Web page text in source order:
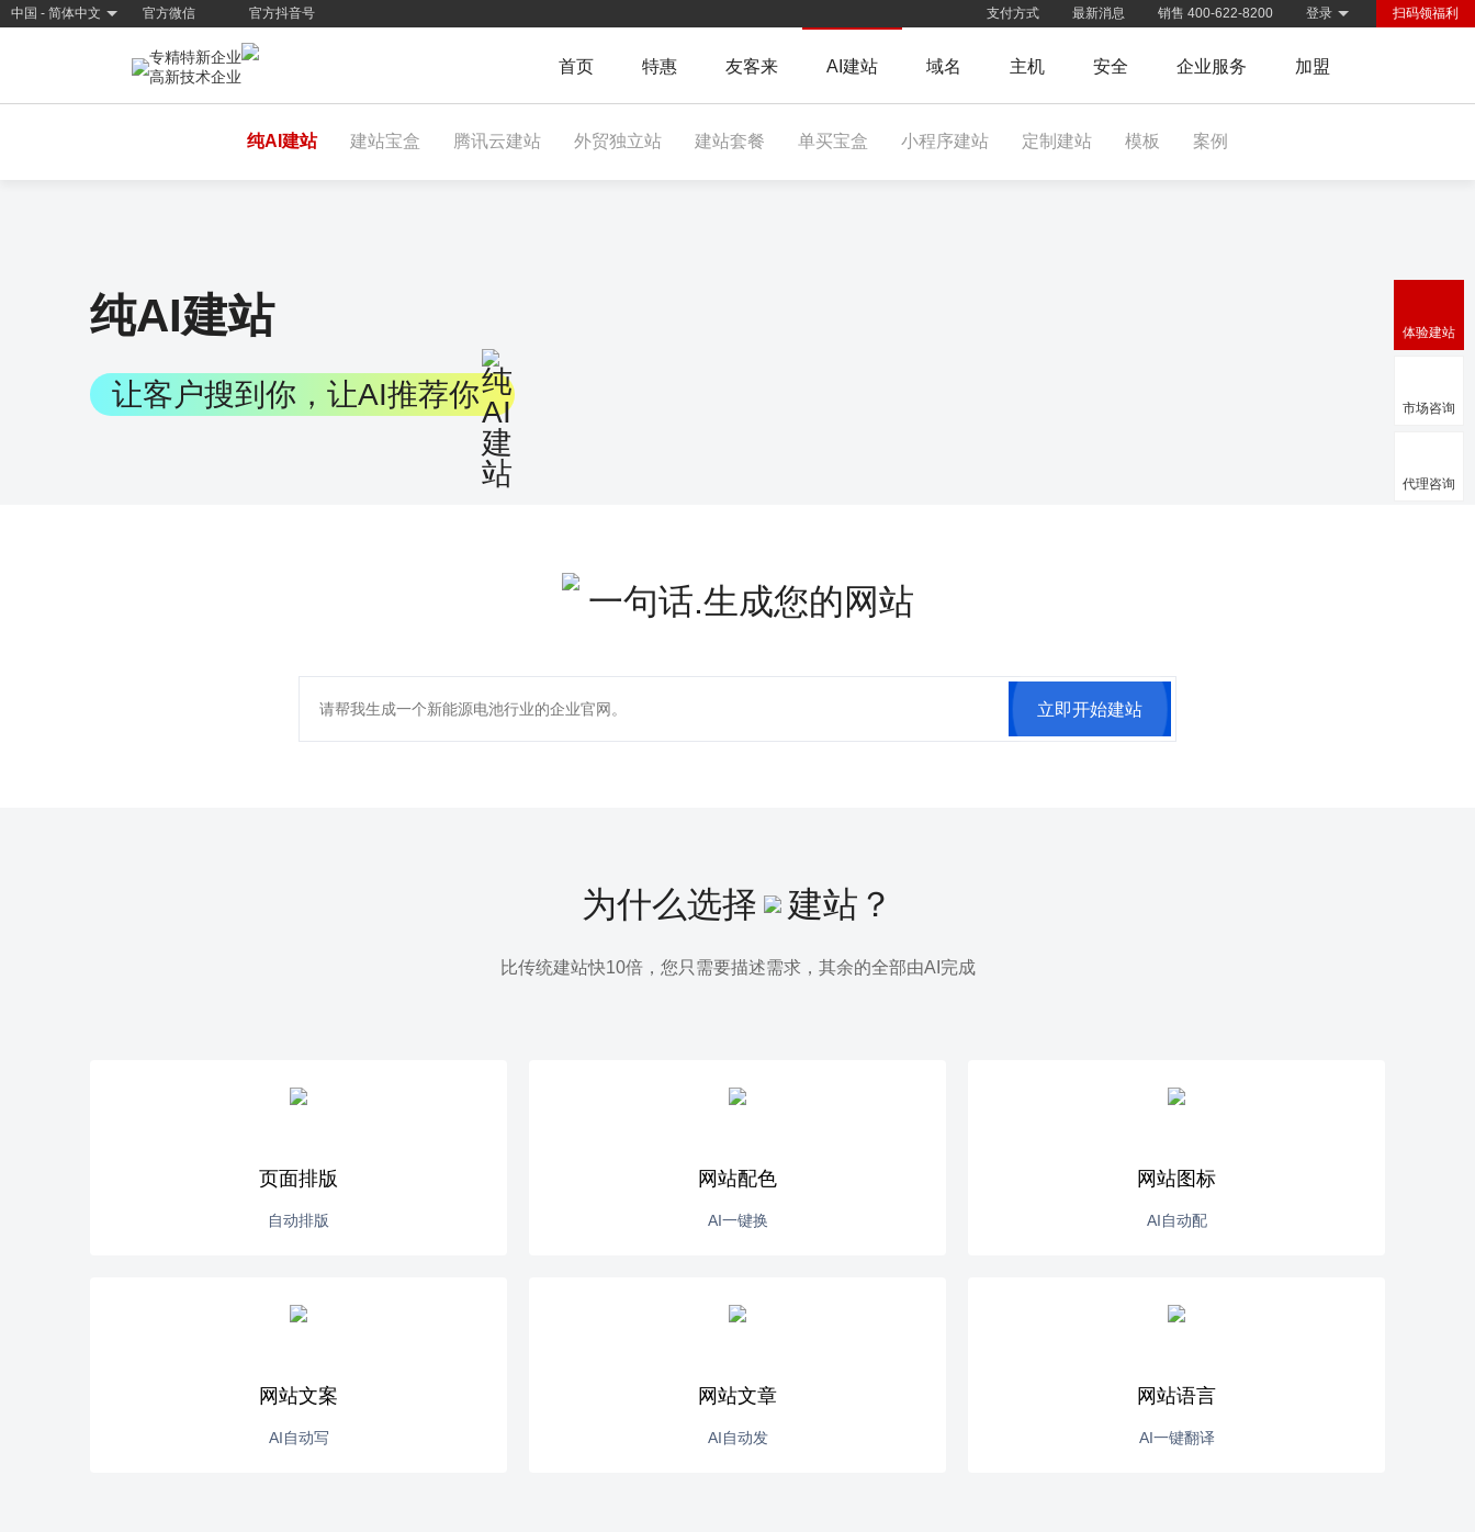
中国 - 简体中文 官方微信 官方抖音号 扫码领福利
登录
销售 400-622-8200
最新消息
支付方式
专精特新企业
高新技术企业
首页 特惠 友客来 AI建站 域名 主机 安全 企业服务 加盟
纯AI建站 建站宝盒 腾讯云建站 外贸独立站 建站套餐 单买宝盒 小程序建站 定制建站 模板 案例
纯AI建站
让客户搜到你，让AI推荐你
一句话.生成您的网站
立即开始建站
为什么选择 建站？
比传统建站快10倍，您只需要描述需求，其余的全部由AI完成
页面排版
自动排版
网站配色
AI一键换
网站图标
AI自动配
网站文案
AI自动写
网站文章
AI自动发
网站语言
AI一键翻译
体验建站
市场咨询
代理咨询